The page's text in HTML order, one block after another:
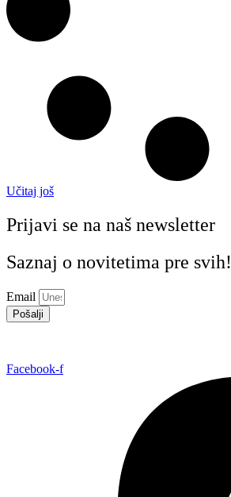
Učitaj još
Prijavi se na naš newsletter
Saznaj o novitetima pre svih!
Email
Pošalji
Facebook-f